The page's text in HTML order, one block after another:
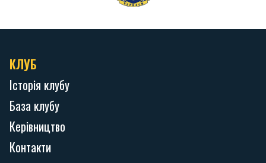
КЛУБ
Історія клубу
База клубу
Керівництво
Контакти